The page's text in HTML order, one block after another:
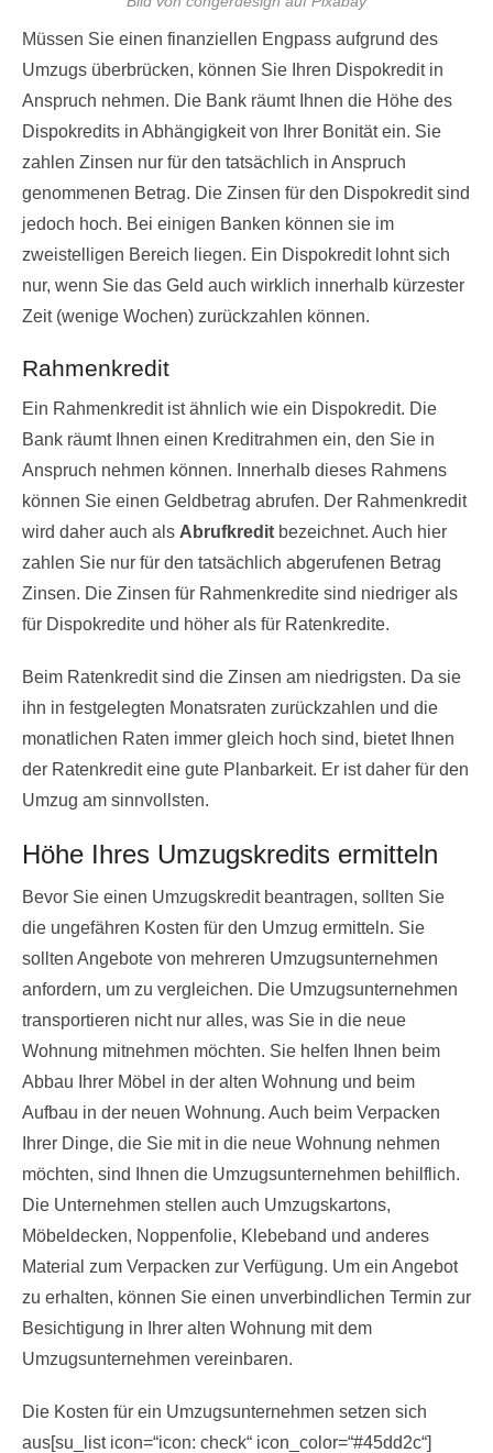
Müssen Sie einen finanziellen Engpass aufgrund des
Umzugs überbrücken, können Sie Ihren Dispokredit in
Anspruch nehmen. Die Bank räumt Ihnen die Höhe des
Dispokredits in Abhängigkeit von Ihrer Bonität ein. Sie
zahlen Zinsen nur für den tatsächlich in Anspruch
genommenen Betrag. Die Zinsen für den Dispokredit sind
jedoch hoch. Bei einigen Banken können sie im
zweistelligen Bereich liegen. Ein Dispokredit lohnt sich
nur, wenn Sie das Geld auch wirklich innerhalb kürzester
Zeit (wenige Wochen) zurückzahlen können.
Rahmenkredit
Ein Rahmenkredit ist ähnlich wie ein Dispokredit. Die
Bank räumt Ihnen einen Kreditrahmen ein, den Sie in
Anspruch nehmen können. Innerhalb dieses Rahmens
können Sie einen Geldbetrag abrufen. Der Rahmenkredit
wird daher auch als Abrufkredit bezeichnet. Auch hier
zahlen Sie nur für den tatsächlich abgerufenen Betrag
Zinsen. Die Zinsen für Rahmenkredite sind niedriger als
für Dispokredite und höher als für Ratenkredite.
Beim Ratenkredit sind die Zinsen am niedrigsten. Da sie
ihn in festgelegten Monatsraten zurückzahlen und die
monatlichen Raten immer gleich hoch sind, bietet Ihnen
der Ratenkredit eine gute Planbarkeit. Er ist daher für den
Umzug am sinnvollsten.
Höhe Ihres Umzugskredits ermitteln
Bevor Sie einen Umzugskredit beantragen, sollten Sie
die ungefähren Kosten für den Umzug ermitteln. Sie
sollten Angebote von mehreren Umzugsunternehmen
anfordern, um zu vergleichen. Die Umzugsunternehmen
transportieren nicht nur alles, was Sie in die neue
Wohnung mitnehmen möchten. Sie helfen Ihnen beim
Abbau Ihrer Möbel in der alten Wohnung und beim
Aufbau in der neuen Wohnung. Auch beim Verpacken
Ihrer Dinge, die Sie mit in die neue Wohnung nehmen
möchten, sind Ihnen die Umzugsunternehmen behilflich.
Die Unternehmen stellen auch Umzugskartons,
Möbeldecken, Noppenfolie, Klebeband und anderes
Material zum Verpacken zur Verfügung. Um ein Angebot
zu erhalten, können Sie einen unverbindlichen Termin zur
Besichtigung in Ihrer alten Wohnung mit dem
Umzugsunternehmen vereinbaren.
Die Kosten für ein Umzugsunternehmen setzen sich
aus[su_list icon=“icon: check“ icon_color=“#45dd2c“]